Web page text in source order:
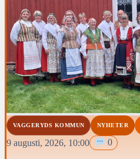
VAGGERYDS KOMMUN NYHETER
9 augusti, 2026, 10:00 0